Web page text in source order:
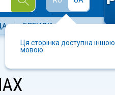
Ця сторінка доступна іншою
мовою
БРЕНДИ